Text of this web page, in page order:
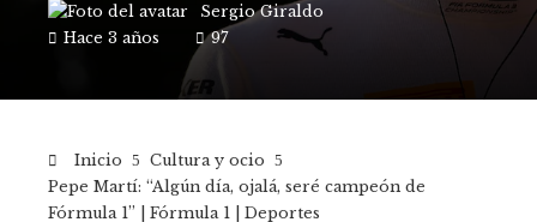
Sergio Giraldo
Hace 3 años
97
Inicio
Cultura y ocio
Pepe Martí: “Algún día, ojalá, seré campeón de
Fórmula 1” | Fórmula 1 | Deportes